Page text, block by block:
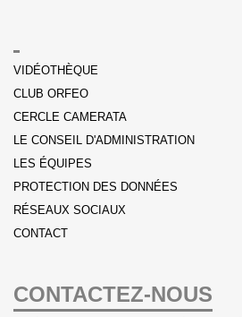
VIDÉOTHÈQUE
CLUB ORFEO
CERCLE CAMERATA
LE CONSEIL D'ADMINISTRATION
LES ÉQUIPES
PROTECTION DES DONNÉES
RÉSEAUX SOCIAUX
CONTACT
CONTACTEZ-NOUS